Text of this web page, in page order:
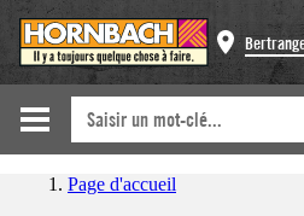
Page d'accueil